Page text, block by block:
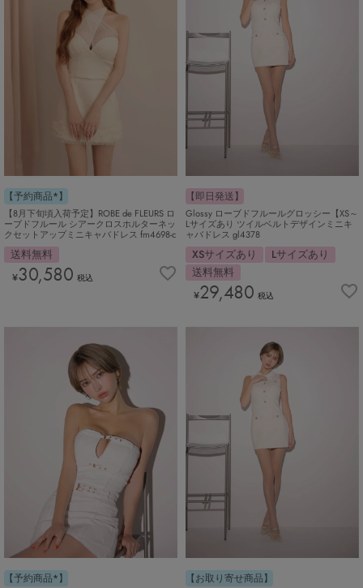
【予約商品*】
【8月下旬頃入荷予定】ROBE de FLEURS ロ
ーブドフルール シアークロスホルターネッ
クセットアップミニキャバドレス fm4698-c
送料無料
¥30,580 税込
【即日発送】
Glossy ローブドフルールグロッシー【XS～
Lサイズあり ツイルベルトデザインミニキ
ャバドレス gl4378
XSサイズあり
Lサイズあり
送料無料
¥29,480 税込
【予約商品*】 【お取り寄せ商品】